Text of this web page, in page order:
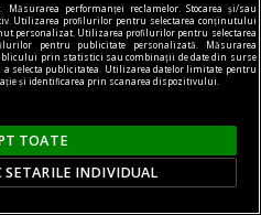
Planetelor
care s-a
performanței reclamelor. Stocarea și/sau
Utilizarea profilurilor pentru selectarea conținutului
personalizat. Utilizarea profilurilor pentru selectarea
pentru publicitate personalizată. Măsurarea
prin statistici sau combinații de date din surse
selecta publicitatea. Utilizarea datelor limitate pentru
și identificarea prin scanarea dispozitivului.
TOATE
SETARILE INDIVIDUAL